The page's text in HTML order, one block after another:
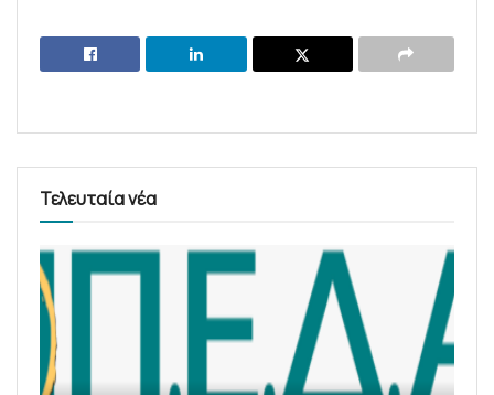
Τελευταία νέα